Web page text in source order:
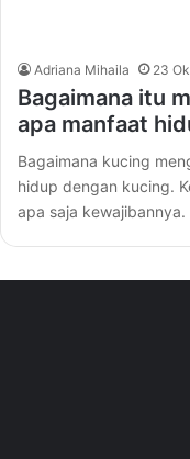
Adriana Mihaila 23
Bagaimana itu
apa manfaat
Bagaimana kucing
hidup dengan kucing.
apa saja kewajibannya.